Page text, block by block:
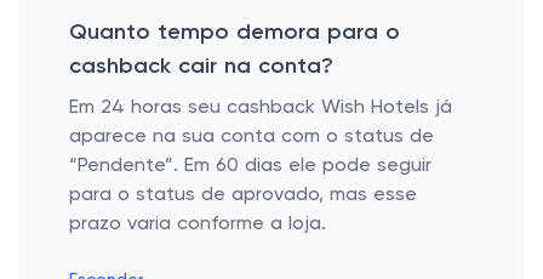
Quanto tempo demora para o
cashback cair na conta?
Em 24 horas seu cashback Wish Hotels já
aparece na sua conta com o status de
“Pendente”. Em 60 dias ele pode seguir
para o status de aprovado, mas esse
prazo varia conforme a loja.